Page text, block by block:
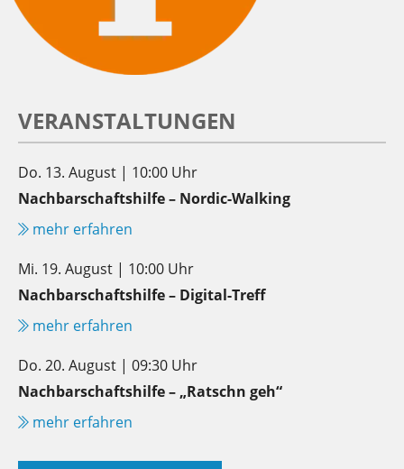
VERANSTALTUNGEN
Do. 13. August | 10:00 Uhr
Nachbarschaftshilfe – Nordic-Walking
mehr erfahren
Mi. 19. August | 10:00 Uhr
Nachbarschaftshilfe – Digital-Treff
mehr erfahren
Do. 20. August | 09:30 Uhr
Nachbarschaftshilfe – „Ratschn geh“
mehr erfahren